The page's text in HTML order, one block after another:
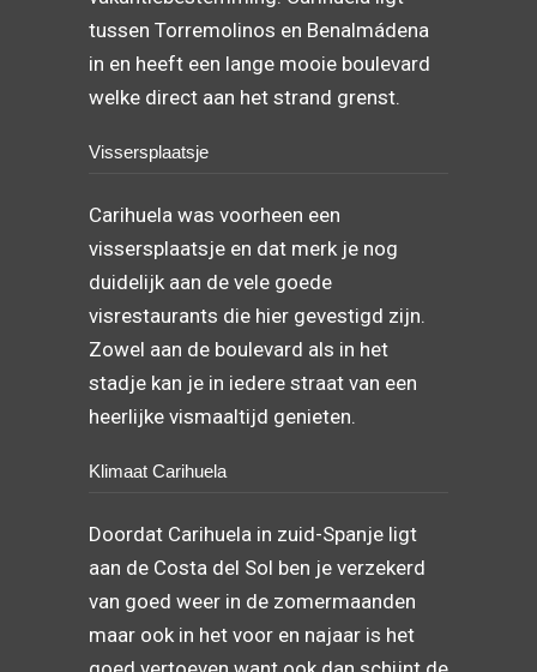
tussen Torremolinos en Benalmádena
in en heeft een lange mooie boulevard
welke direct aan het strand grenst.
Vissersplaatsje
Carihuela was voorheen een
vissersplaatsje en dat merk je nog
duidelijk aan de vele goede
visrestaurants die hier gevestigd zijn.
Zowel aan de boulevard als in het
stadje kan je in iedere straat van een
heerlijke vismaaltijd genieten.
Klimaat Carihuela
Doordat Carihuela in zuid-Spanje ligt
aan de Costa del Sol ben je verzekerd
van goed weer in de zomermaanden
maar ook in het voor en najaar is het